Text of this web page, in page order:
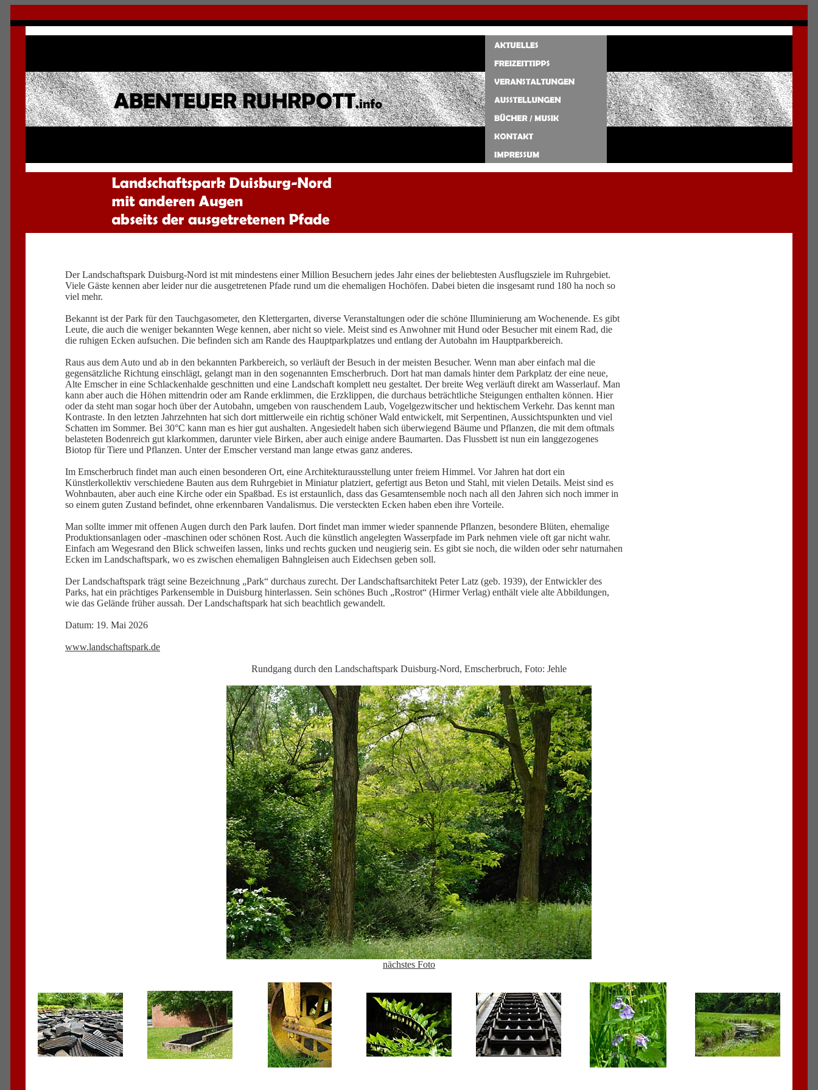
Der Landschaftspark Duisburg-Nord ist mit mindestens einer Million Besuchern jedes Jahr eines der beliebtesten Ausflugsziele im Ruhrgebiet.
Viele Gäste kennen aber leider nur die ausgetretenen Pfade rund um die ehemaligen Hochöfen. Dabei bieten die insgesamt rund 180 ha noch so
viel mehr.
Bekannt ist der Park für den Tauchgasometer, den Klettergarten, diverse Veranstaltungen oder die schöne Illuminierung am Wochenende. Es gibt
Leute, die auch die weniger bekannten Wege kennen, aber nicht so viele. Meist sind es Anwohner mit Hund oder Besucher mit einem Rad, die
die ruhigen Ecken aufsuchen. Die befinden sich am Rande des Hauptparkplatzes und entlang der Autobahn im Hauptparkbereich.
Raus aus dem Auto und ab in den bekannten Parkbereich, so verläuft der Besuch in der meisten Besucher. Wenn man aber einfach mal die
gegensätzliche Richtung einschlägt, gelangt man in den sogenannten Emscherbruch. Dort hat man damals hinter dem Parkplatz der eine neue,
Alte Emscher in eine Schlackenhalde geschnitten und eine Landschaft komplett neu gestaltet. Der breite Weg verläuft direkt am Wasserlauf. Man
kann aber auch die Höhen mittendrin oder am Rande erklimmen, die Erzklippen, die durchaus beträchtliche Steigungen enthalten können. Hier
oder da steht man sogar hoch über der Autobahn, umgeben von rauschendem Laub, Vogelgezwitscher und hektischem Verkehr. Das kennt man
Kontraste. In den letzten Jahrzehnten hat sich dort mittlerweile ein richtig schöner Wald entwickelt, mit Serpentinen, Aussichtspunkten und viel
Schatten im Sommer. Bei 30°C kann man es hier gut aushalten. Angesiedelt haben sich überwiegend Bäume und Pflanzen, die mit dem oftmals
belasteten Bodenreich gut klarkommen, darunter viele Birken, aber auch einige andere Baumarten. Das Flussbett ist nun ein langgezogenes
Biotop für Tiere und Pflanzen. Unter der Emscher verstand man lange etwas ganz anderes.
Im Emscherbruch findet man auch einen besonderen Ort, eine Architekturausstellung unter freiem Himmel. Vor Jahren hat dort ein
Künstlerkollektiv verschiedene Bauten aus dem Ruhrgebiet in Miniatur platziert, gefertigt aus Beton und Stahl, mit vielen Details. Meist sind es
Wohnbauten, aber auch eine Kirche oder ein Spaßbad. Es ist erstaunlich, dass das Gesamtensemble noch nach all den Jahren sich noch immer in
so einem guten Zustand befindet, ohne erkennbaren Vandalismus. Die versteckten Ecken haben eben ihre Vorteile.
Man sollte immer mit offenen Augen durch den Park laufen. Dort findet man immer wieder spannende Pflanzen, besondere Blüten, ehemalige
Produktionsanlagen oder -maschinen oder schönen Rost. Auch die künstlich angelegten Wasserpfade im Park nehmen viele oft gar nicht wahr.
Einfach am Wegesrand den Blick schweifen lassen, links und rechts gucken und neugierig sein. Es gibt sie noch, die wilden oder sehr naturnahen
Ecken im Landschaftspark, wo es zwischen ehemaligen Bahngleisen auch Eidechsen geben soll.
Der Landschaftspark trägt seine Bezeichnung „Park“ durchaus zurecht. Der Landschaftsarchitekt Peter Latz (geb. 1939), der Entwickler des
Parks, hat ein prächtiges Parkensemble in Duisburg hinterlassen. Sein schönes Buch „Rostrot“ (Hirmer Verlag) enthält viele alte Abbildungen,
wie das Gelände früher aussah. Der Landschaftspark hat sich beachtlich gewandelt.
Datum: 19. Mai 2026
www.landschaftspark.de
Rundgang durch den Landschaftspark Duisburg-Nord, Emscherbruch, Foto: Jehle
nächstes Foto